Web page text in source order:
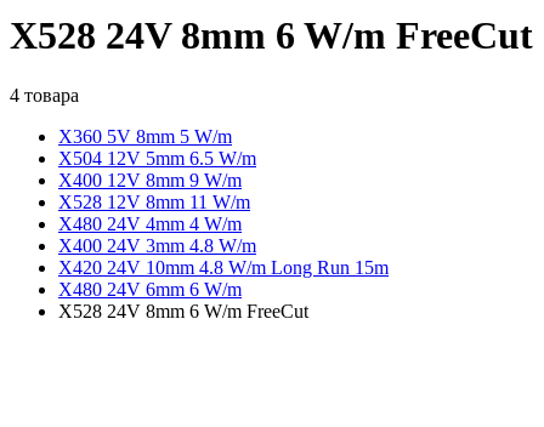
X528 24V 8mm 6 W/m FreeCut
4 товара
X360 5V 8mm 5 W/m
X504 12V 5mm 6.5 W/m
X400 12V 8mm 9 W/m
X528 12V 8mm 11 W/m
X480 24V 4mm 4 W/m
X400 24V 3mm 4.8 W/m
X420 24V 10mm 4.8 W/m Long Run 15m
X480 24V 6mm 6 W/m
X528 24V 8mm 6 W/m FreeCut